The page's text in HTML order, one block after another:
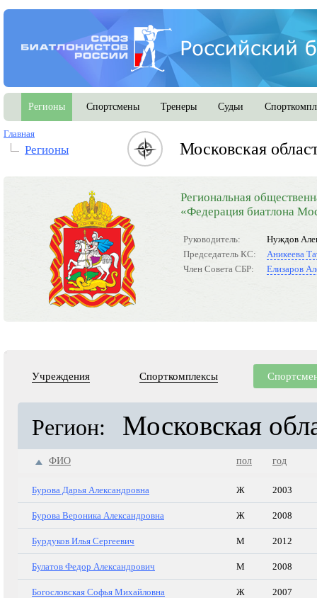
Регионы Спортсмены Тренеры Судьи
Главная
Регионы Московская
Региональная
«Федерация биатлона
Руководитель:
Нуждов
Председатель КС:
Аникеева
Член Совета СБР:
Елизаров
Учреждения Спорткомплексы
Регион: Московская
ФИО пол год
Бурова Дарья Александровна Ж 2003
Бурова Вероника Александровна Ж 2008
Бурдуков Илья Сергеевич М 2012
Булатов Федор Александрович М 2008
Богословская Софья Михайловна Ж 2007